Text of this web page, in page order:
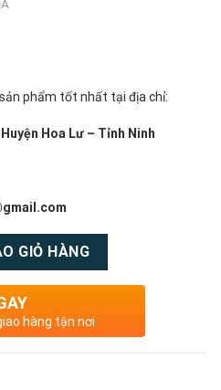
phẩm tốt nhất tại địa chỉ:
Hoa Lư – Tỉnh Ninh
GIỎ HÀNG
hàng tận nơi